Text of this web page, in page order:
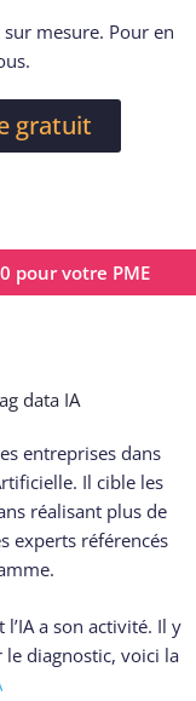
mesure. Pour en
gratuit
pour votre PME
entreprises dans
Il cible les
réalisant plus de
experts référencés
a son activité. Il y
le diagnostic, voici la